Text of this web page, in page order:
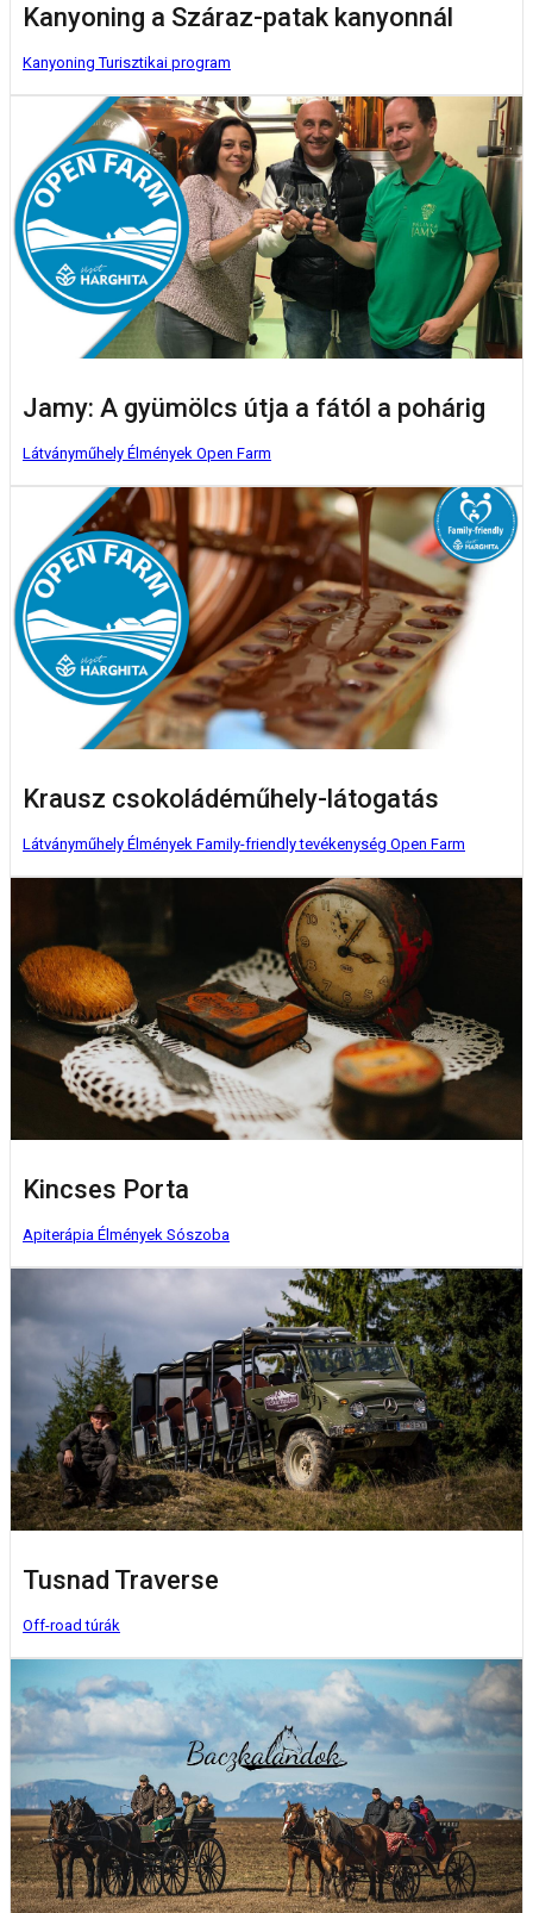
Kanyoning a Száraz-patak kanyonnál
KanyoningTurisztikai program
Jamy: A gyümölcs útja a fától a pohárig
Látványműhely Élmények Open Farm
Krausz csokoládéműhely-látogatás
Látványműhely Élmények Family-friendly tevékenység Open Farm
Kincses Porta
Apiterápia Élmények Sószoba
Tusnad Traverse
Off-road túrák